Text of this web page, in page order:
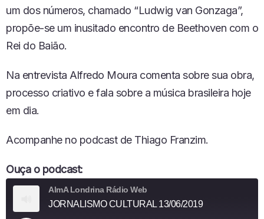
um dos números, chamado “Ludwig van Gonzaga”,
propõe-se um inusitado encontro de Beethoven com o
Rei do Baião.
Na entrevista Alfredo Moura comenta sobre sua obra,
processo criativo e fala sobre a música brasileira hoje
em dia.
Acompanhe no podcast de Thiago Franzim.
Ouça o podcast:
AlmA Londrina Rádio Web
JORNALISMO CULTURAL 13/06/2019